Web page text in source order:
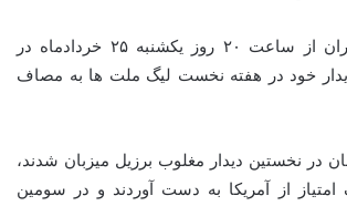
تیم ملی والیبال ایران از ساعت ۲۰ روز یکشنبه ۲۵ خردادماه در
خود در هفته نخست لیگ ملت ها به مصاف
در نخستین دیدار مغلوب برزیل میزبان شدند،
از آمریکا به دست آوردند و در سومین